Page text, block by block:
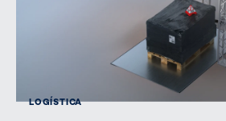
LOGÍSTICA